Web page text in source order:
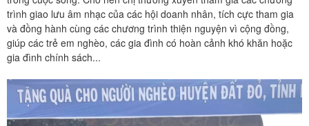
trình giao lưu âm nhạc của các hội doanh nhân, tích cực tham gia
và đồng hành cùng các chương trình thiện nguyện vì cộng đồng,
giúp các trẻ em nghèo, các gia đình có hoàn cảnh khó khăn hoặc
gia đình chính sách...